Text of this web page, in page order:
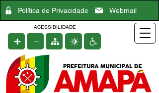
Política de Privacidade Webmail
ACESSIBILIDADE